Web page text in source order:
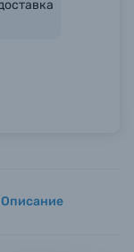
Описание